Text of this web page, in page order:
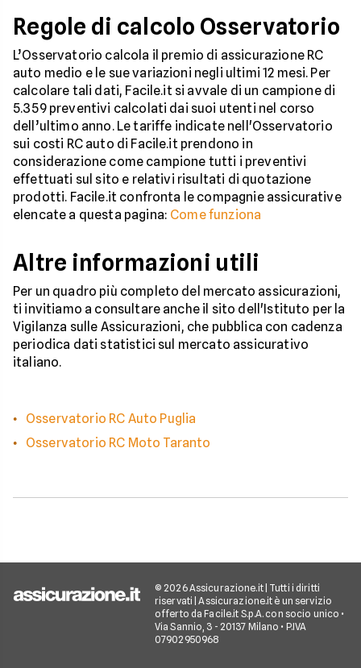
Regole di calcolo Osservatorio
L’Osservatorio calcola il premio di assicurazione RC
auto medio e le sue variazioni negli ultimi 12 mesi. Per
calcolare tali dati, Facile.it si avvale di un campione di
5.359 preventivi calcolati dai suoi utenti nel corso
dell’ultimo anno. Le tariffe indicate nell'Osservatorio
sui costi RC auto di Facile.it prendono in
considerazione come campione tutti i preventivi
effettuati sul sito e relativi risultati di quotazione
prodotti. Facile.it confronta le compagnie assicurative
elencate a questa pagina: Come funziona
Altre informazioni utili
Per un quadro più completo del mercato assicurazioni,
ti invitiamo a consultare anche il sito dell'Istituto per la
Vigilanza sulle Assicurazioni, che pubblica con cadenza
periodica dati statistici sul mercato assicurativo
italiano.
Osservatorio RC Auto Puglia
Osservatorio RC Moto Taranto
© 2026 Assicurazione.it | Tutti i diritti
riservati | Assicurazione.it è un servizio
offerto da Facile.it S.p.A. con socio unico •
Via Sannio, 3 - 20137 Milano • P.IVA
07902950968